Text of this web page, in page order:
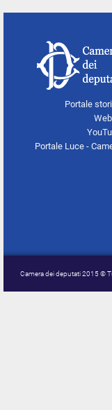
Portale
Portale Luce -
Camera dei deputati 2015 ©